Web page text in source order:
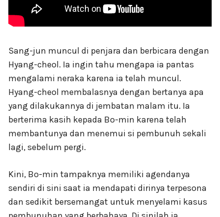
Sang-jun muncul di penjara dan berbicara dengan
Hyang-cheol. Ia ingin tahu mengapa ia pantas
mengalami neraka karena ia telah muncul.
Hyang-cheol membalasnya dengan bertanya apa
yang dilakukannya di jembatan malam itu. Ia
berterima kasih kepada Bo-min karena telah
membantunya dan menemui si pembunuh sekali
lagi, sebelum pergi.
Kini, Bo-min tampaknya memiliki agendanya
sendiri di sini saat ia mendapati dirinya terpesona
dan sedikit bersemangat untuk menyelami kasus